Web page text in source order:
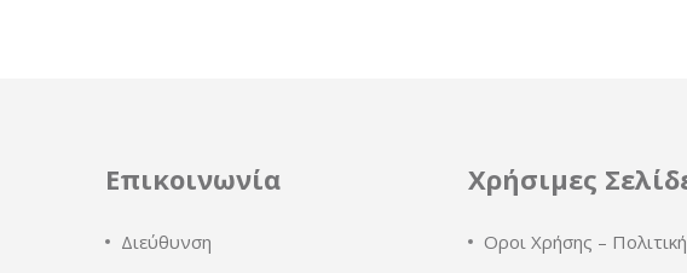
Επικοινωνία
Διεύθυνση
Χρήσιμες
Οροι Χρήσης –